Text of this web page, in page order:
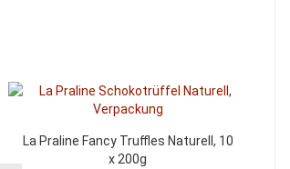
La Praline Fancy Truffles Naturell, 10
x 200g